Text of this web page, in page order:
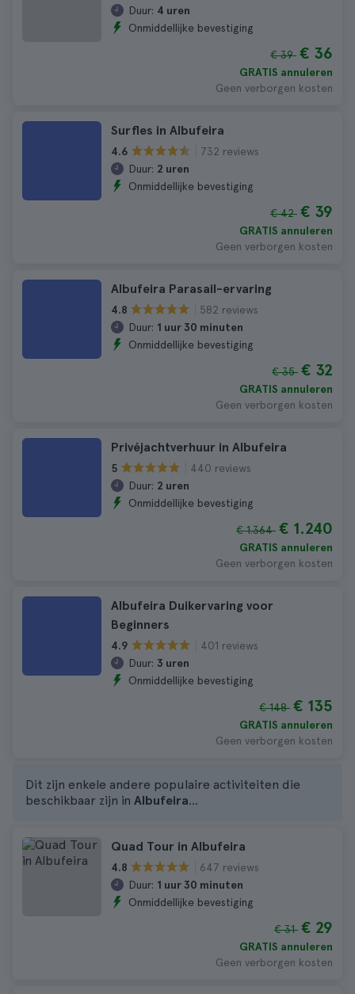
Duur: 4 uren
Onmiddellijke bevestiging
€ 39 € 36
GRATIS annuleren
Geen verborgen kosten
Surfles in Albufeira
4.6
732 reviews
Duur: 2 uren
Onmiddellijke bevestiging
€ 42 € 39
GRATIS annuleren
Geen verborgen kosten
Albufeira Parasail-ervaring
4.8
582 reviews
Duur: 1 uur 30 minuten
Onmiddellijke bevestiging
€ 35 € 32
GRATIS annuleren
Geen verborgen kosten
Privéjachtverhuur in Albufeira
5
440 reviews
Duur: 2 uren
Onmiddellijke bevestiging
€ 1.364 € 1.240
GRATIS annuleren
Geen verborgen kosten
Albufeira Duikervaring voor
Beginners
4.9
401 reviews
Duur: 3 uren
Onmiddellijke bevestiging
€ 148 € 135
GRATIS annuleren
Geen verborgen kosten
Dit zijn enkele andere populaire activiteiten die
beschikbaar zijn in Albufeira...
Quad Tour in Albufeira
4.8
647 reviews
Duur: 1 uur 30 minuten
Onmiddellijke bevestiging
€ 31 € 29
GRATIS annuleren
Geen verborgen kosten